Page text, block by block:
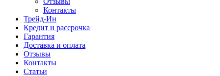
Контакты
Трейд-Ин
Кредит и рассрочка
Гарантия
Доставка и оплата
Отзывы
Контакты
Статьи